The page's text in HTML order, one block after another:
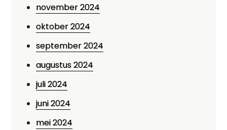
november 2024
oktober 2024
september 2024
augustus 2024
juli 2024
juni 2024
mei 2024